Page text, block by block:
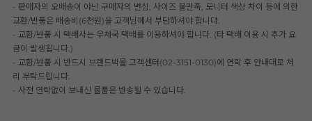
- 판매자의 오배송이 아닌 구매자의 변심, 사이즈 불만족, 모니터 색상 차이 등에 의한
교환/반품은 배송비(6천원)을 고객님께서 부담하셔야 합니다.
- 교환/반품 시 택배사는 우체국 택배를 이용하셔야 합니다. (타 택배 이용 시 추가 요
금이 발생됩니다.)
- 교환/반품 시 반드시 브랜드빅몰 고객센터(02-3151-0130)에 연락 후 안내대로 처
리 부탁드립니다.
- 사전 연락없이 보내신 물품은 반송될 수 있습니다.